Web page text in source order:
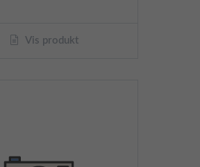
Vis produkt